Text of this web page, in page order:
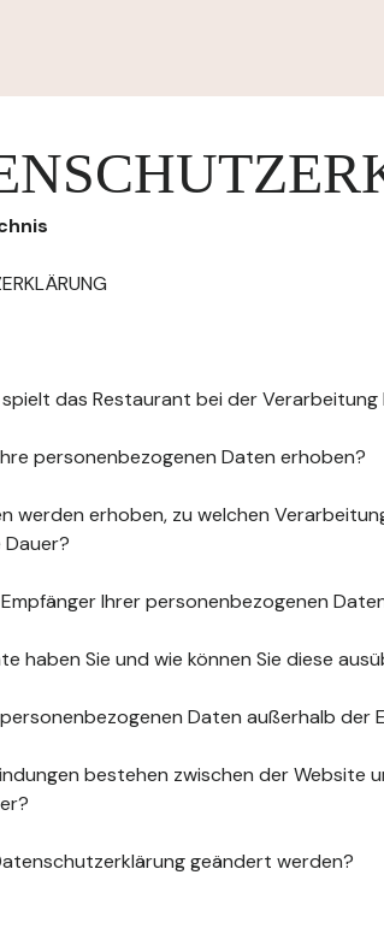
spielt das Restaurant bei der
personenbezogenen Daten erhoben?
werden erhoben, zu welchen
Ihrer personenbezogenen
haben Sie und wie können Sie diese
Daten außerhalb der
bestehen zwischen der Website
geändert werden?